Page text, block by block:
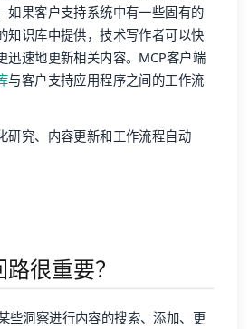
如果客户支持系统中有一些固有的
知识库中提供，技术写作者可以快
迅速地更新相关内容。MCP客户端
与客户支持应用程序之间的工作流
研究、内容更新和工作流程自动
很重要？
些洞察进行内容的搜索、添加、更